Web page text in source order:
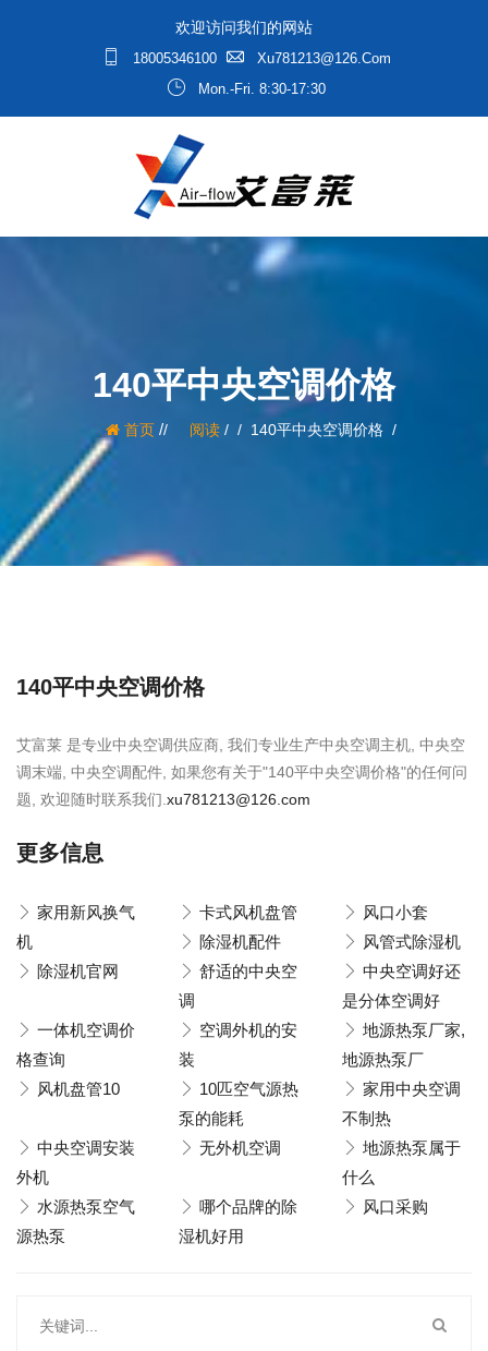
欢迎访问我们的网站
18005346100
Xu781213@126.com
Mon.-Fri. 8:30-17:30
140平中央空调价格
首页/ 阅读/ 140平中央空调价格
140平中央空调价格
艾富莱 是专业中央空调供应商, 我们专业生产中央空调主机, 中央空
调末端, 中央空调配件, 如果您有关于"140平中央空调价格"的任何问
题, 欢迎随时联系我们. xu781213@126.com
更多信息
家用新风换气
机
卡式风机盘管
风口小套
除湿机配件
风管式除湿机
除湿机官网
舒适的中央空
调
中央空调好还
是分体空调好
一体机空调价
格查询
空调外机的安
装
地源热泵厂家,
地源热泵厂
风机盘管10
10匹空气源热
泵的能耗
家用中央空调
不制热
中央空调安装
外机
无外机空调
地源热泵属于
什么
水源热泵空气
源热泵
哪个品牌的除
湿机好用
风口采购